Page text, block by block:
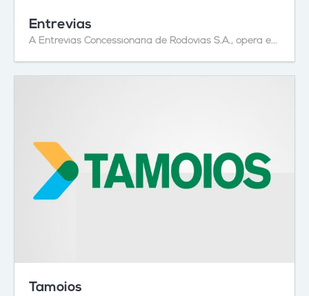
Entrevias
A Entrevias Concessionária de Rodovias S.A., opera e...
Tamoios